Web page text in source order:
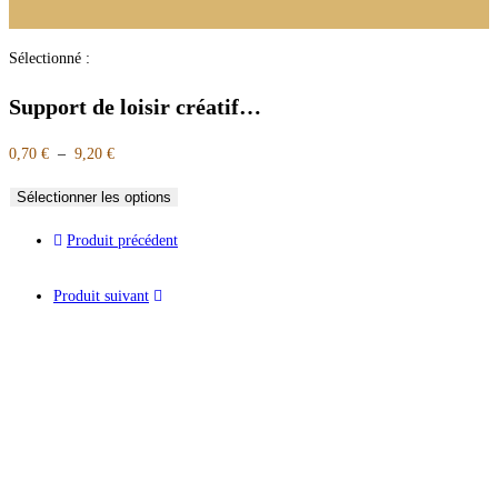
Sélectionné :
Support de loisir créatif…
0,70 € – 9,20 €
Sélectionner les options
Produit précédent
Produit suivant